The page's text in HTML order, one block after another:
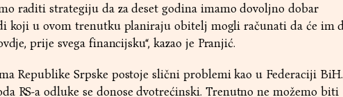
raditi strategiju da za deset godina imamo dovoljno dobar
koji u ovom trenutku planiraju obitelj mogli računati da će im
prije svega financijsku“, kazao je Pranjić.
Republike Srpske postoje slični problemi kao u Federaciji BiH.
RS-a odluke se donose dvotrećinski. Trenutno ne možemo biti